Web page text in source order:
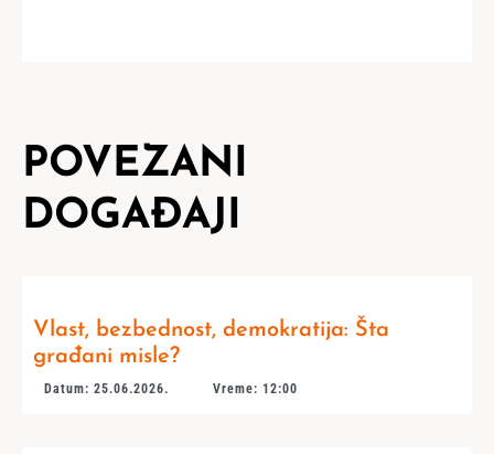
POVEZANI
DOGAĐAJI
Vlast, bezbednost, demokratija: Šta
građani misle?
Datum: 25.06.2026. Vreme: 12:00